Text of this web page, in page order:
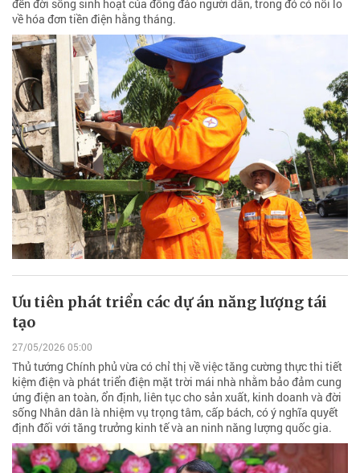
đến đời sống sinh hoạt của đông đảo người dân, trong đó có nỗi lo
về hóa đơn tiền điện hằng tháng.
Ưu tiên phát triển các dự án năng lượng tái
tạo
27/05/2026 05:00
Thủ tướng Chính phủ vừa có chỉ thị về việc tăng cường thực thi tiết
kiệm điện và phát triển điện mặt trời mái nhà nhằm bảo đảm cung
ứng điện an toàn, ổn định, liên tục cho sản xuất, kinh doanh và đời
sống Nhân dân là nhiệm vụ trọng tâm, cấp bách, có ý nghĩa quyết
định đối với tăng trưởng kinh tế và an ninh năng lượng quốc gia.